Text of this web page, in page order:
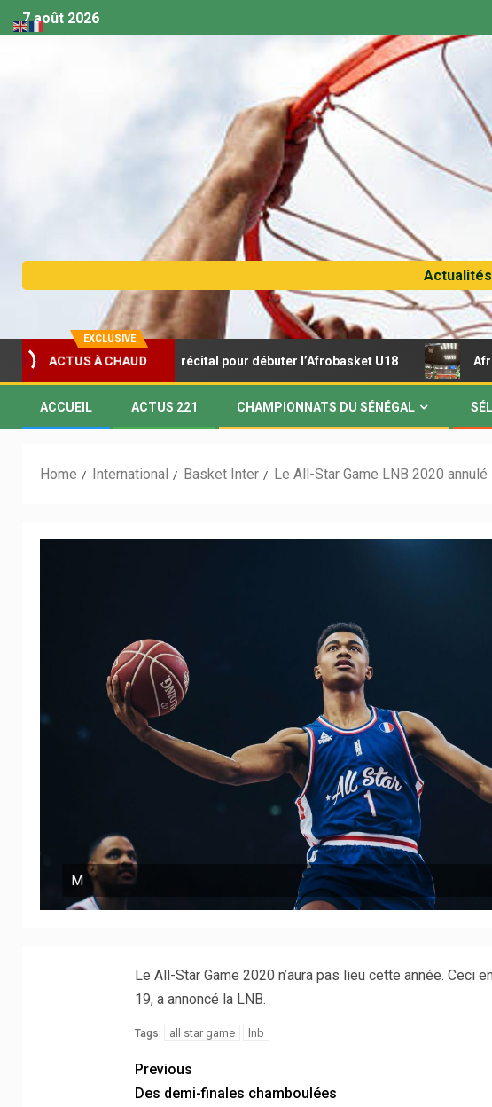
7 août 2026
EXCLUSIVE
ACTUS À CHAUD
s’offrent un récital pour débuter l’Afrobasket U18 Afrobasket
ACCUEIL ACTUS 221 CHAMPIONNATS DU SÉNÉGAL
Home International Basket Inter Le All-Star Game LNB 2020 annulé
M
Le All-Star Game 2020 n’aura pas lieu cette année. Ceci
19, a annoncé la LNB.
Tags: all star game lnb
Previous
Des demi-finales chamboulées